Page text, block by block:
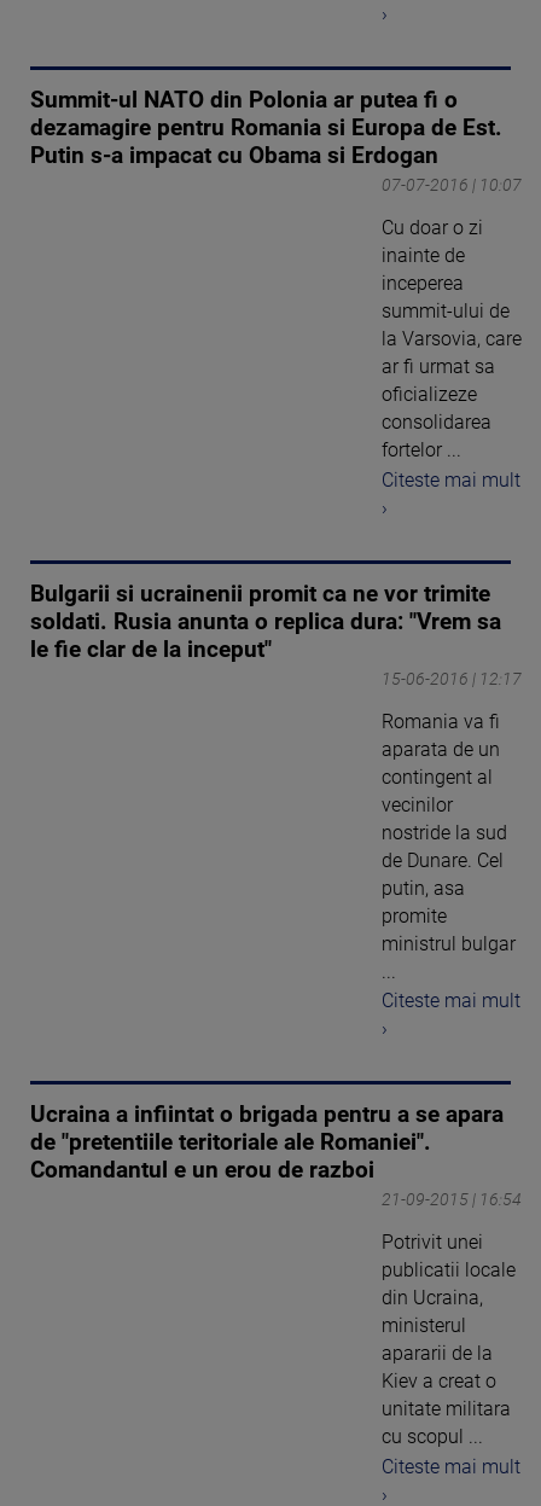
›
Summit-ul NATO din Polonia ar putea fi o
dezamagire pentru Romania si Europa de Est.
Putin s-a impacat cu Obama si Erdogan
07-07-2016 | 10:07
Cu doar o zi
inainte de
inceperea
summit-ului de
la Varsovia, care
ar fi urmat sa
oficializeze
consolidarea
fortelor ...
Citeste mai mult
›
Bulgarii si ucrainenii promit ca ne vor trimite
soldati. Rusia anunta o replica dura: "Vrem sa
le fie clar de la inceput"
15-06-2016 | 12:17
Romania va fi
aparata de un
contingent al
vecinilor
nostride la sud
de Dunare. Cel
putin, asa
promite
ministrul bulgar
Citeste mai mult
›
Ucraina a infiintat o brigada pentru a se apara
de "pretentiile teritoriale ale Romaniei".
Comandantul e un erou de razboi
21-09-2015 | 16:54
Potrivit unei
publicatii locale
din Ucraina,
ministerul
apararii de la
Kiev a creat o
unitate militara
cu scopul ...
Citeste mai mult
›